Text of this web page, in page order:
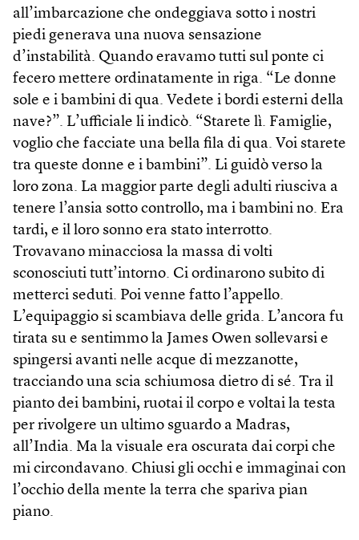
all’imbarcazione che ondeggiava sotto i nostri
piedi generava una nuova sensazione
d’instabilità. Quando eravamo tutti sul ponte ci
fecero mettere ordinatamente in riga. “Le donne
sole e i bambini di qua. Vedete i bordi esterni della
nave?”. L’ufficiale li indicò. “Starete lì. Famiglie,
voglio che facciate una bella fila di qua. Voi starete
tra queste donne e i bambini”. Li guidò verso la
loro zona. La maggior parte degli adulti riusciva a
tenere l’ansia sotto controllo, ma i bambini no. Era
tardi, e il loro sonno era stato interrotto.
Trovavano minacciosa la massa di volti
sconosciuti tutt’intorno. Ci ordinarono subito di
metterci seduti. Poi venne fatto l’appello.
L’equipaggio si scambiava delle grida. L’ancora fu
tirata su e sentimmo la James Owen sollevarsi e
spingersi avanti nelle acque di mezzanotte,
tracciando una scia schiumosa dietro di sé. Tra il
pianto dei bambini, ruotai il corpo e voltai la testa
per rivolgere un ultimo sguardo a Madras,
all’India. Ma la visuale era oscurata dai corpi che
mi circondavano. Chiusi gli occhi e immaginai con
l’occhio della mente la terra che spariva pian
piano.